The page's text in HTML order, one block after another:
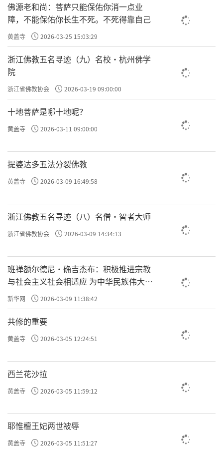
佛源老和尚：菩萨只能保佑你消一点业
障，不能保佑你长生不死。不死得靠自己
黄盖寺 2026-03-25 15:03:29
浙江佛教五名寻迹（九）名校·杭州佛学
院
浙江省佛教协会 2026-03-19 09:00:00
十地菩萨是哪十地呢？
黄盖寺 2026-03-11 09:00:00
提婆达多五法分裂佛教
黄盖寺 2026-03-09 16:49:58
浙江佛教五名寻迹（八）名僧·智者大师
浙江省佛教协会 2026-03-09 14:34:13
班禅额尔德尼·确吉杰布：积极推进宗教
与社会主义社会相适应 为中华民族伟大复
兴贡献力量
新华网 2026-03-09 11:38:42
共修的重要
黄盖寺 2026-03-05 12:24:51
西兰花沙拉
黄盖寺 2026-03-05 11:59:12
耶惟檀王妃两世被辱
黄盖寺 2026-03-05 11:51:27